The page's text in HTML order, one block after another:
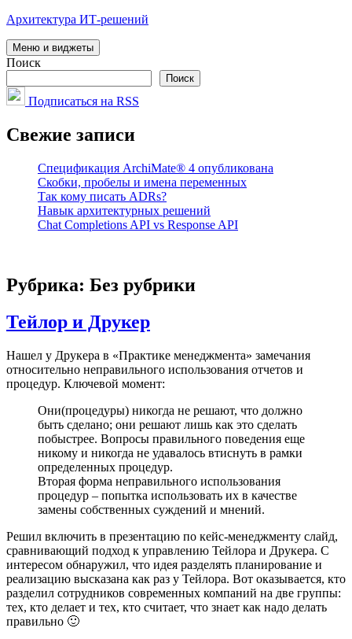
Перейти
содержимому
Архитектура ИТ-решений
Меню и виджеты
Поиск
Поиск
Подписаться на RSS
Свежие записи
Спецификация ArchiMate® 4 опубликована
Скобки, пробелы и имена переменных
Так кому писать ADRs?
Навык архитектурных решений
Chat Completions API vs Response API
Рубрика: Без рубрики
Тейлор и Друкер
Нашел у Друкера в «Практике менеджмента» замечания
относительно неправильного использования отчетов и
процедур. Ключевой момент:
Они(процедуры) никогда не решают, что должно
быть сделано; они решают лишь как это сделать
побыстрее. Вопросы правильного поведения еще
никому и никогда не удавалось втиснуть в рамки
определенных процедур.
Вторая форма неправильного использования
процедур – попытка использовать их в качестве
замены собственных суждений и мнений.
Решил включить в презентацию по кейс-менеджменту слайд,
сравнивающий подход к управлению Тейлора и Друкера. С
интересом обнаружил, что идея разделять планирование и
реализацию высказана как раз у Тейлора. Вот оказывается, кто
разделил сотрудников современных компаний на две группы:
тех, кто делает и тех, кто считает, что знает как надо делать
правильно 🙂